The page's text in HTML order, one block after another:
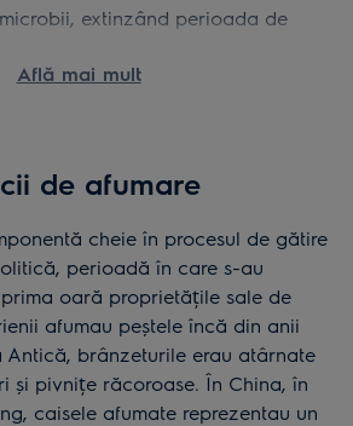
extinzând perioada de
o aromă deosebită
Află mai mult
de afumare
cheie în procesul de gătire
perioadă în care s-au
oară proprietățile sale de
afumau peştele încă din anii
Antică, brânzeturile erau atârnate
și pivnițe răcoroase. În China, în
caisele afumate reprezentau un